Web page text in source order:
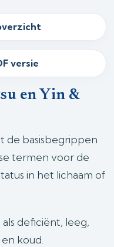
versie
en Yin &
de basisbegrippen
termen voor de
in het lichaam of
deficiënt, leeg,
koud.